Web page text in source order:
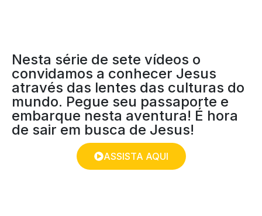
Nesta série de sete vídeos o
convidamos a conhecer Jesus
através das lentes das culturas do
mundo. Pegue seu passaporte e
embarque nesta aventura! É hora
de sair em busca de Jesus!
ASSISTA AQUI